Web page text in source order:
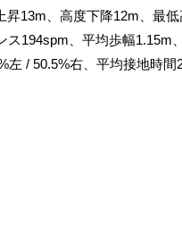
13m、高度下降12m、最
ス194spm、平均歩幅1.15m
左 / 50.5%右、平均接地時